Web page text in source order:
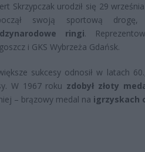
Skrzypczak urodził się 29
swoją sportową
ringi.
i GKS Wybrzeża Gdańsk.
sukcesy odnosił w latach
W 1967 roku zdobył złoty
– brązowy medal na igrzyskach